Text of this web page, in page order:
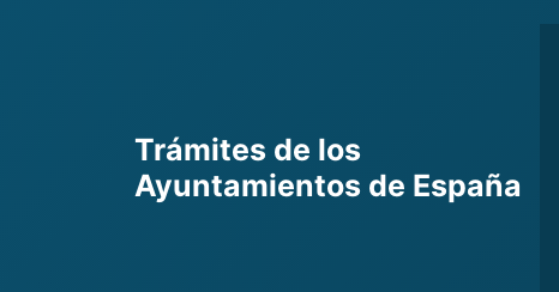
Trámites de los
Ayuntamientos de España